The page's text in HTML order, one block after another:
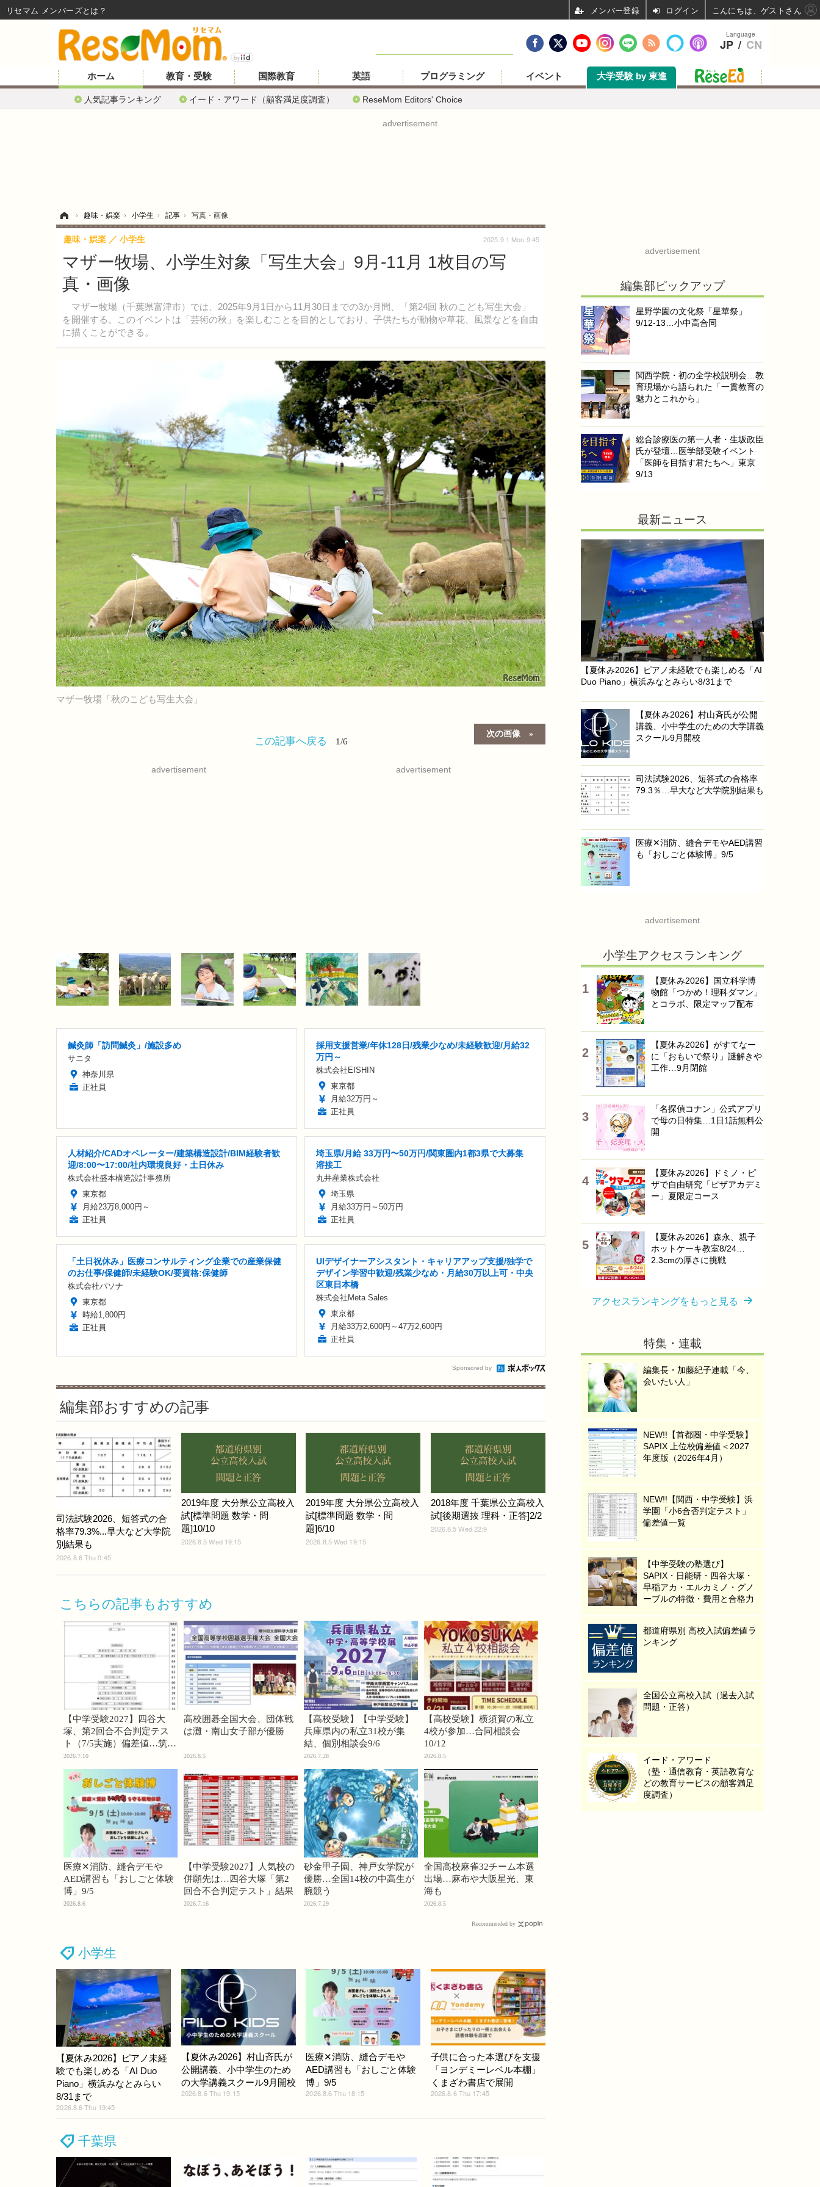
ホーム
人気記事ランキング イード・アワード（顧客満足度調査） ReseMom Editors' Choice
教育・受験 国際教育 英語 プログラミング イベント 大学受験 by 東進
advertisement
› 趣味・娯楽 › 小学生 › 記事 › 写真・画像
マザー牧場、小学生対象「写生大会」9月-11月 1枚目の写
真・画像
マザー牧場（千葉県富津市）では、2025年9月1日から11月30日までの3か月間、「第24回 秋のこども写生大会」
を開催する。このイベントは「芸術の秋」を楽しむことを目的としており、子供たちが動物や草花、風景などを自由
に描くことができる。
趣味・娯楽 小学生 2025.9.1 Mon 9:45
マザー牧場「秋のこども写生大会」
次の画像
この記事へ戻る 1/6
advertisement advertisement
鍼灸師「訪問鍼灸」/施設多め
サニタ
神奈川県
正社員
採用支援営業/年休128日/残業少なめ/未経験歓迎/月給32
万円～
株式会社EISHIN
東京都
月給32万円～
正社員
人材紹介/CADオペレーター/建築構造設計/BIM経験者歓
迎/8:00〜17:00/社内環境良好・土日休み
株式会社盛本構造設計事務所
東京都
月給23万8,000円～
正社員
埼玉県/月給 33万円〜50万円/関東圏内1都3県で大募集
溶接工
丸井産業株式会社
埼玉県
月給33万円～50万円
正社員
「土日祝休み」医療コンサルティング企業での産業保健
のお仕事/保健師/未経験OK/要資格:保健師
株式会社パソナ
東京都
時給1,800円
正社員
UIデザイナーアシスタント・キャリアアップ支援/独学で
デザイン学習中歓迎/残業少なめ・月給30万以上可・中央
区東日本橋
株式会社Meta Sales
東京都
月給33万2,600円～47万2,600円
正社員
Sponsored by
編集部おすすめの記事
司法試験2026、短答式の合
格率79.3%...早大など大学院
別結果も
2026.8.6 Thu 0:45
2019年度 大分県公立高校入
試[標準問題 数学・問
題]10/10
2026.8.5 Wed 19:15
2019年度 大分県公立高校入
試[標準問題 数学・問
題]6/10
2026.8.5 Wed 19:15
2018年度 千葉県公立高校入
試[後期選抜 理科・正答]2/2
2026.8.5 Wed 22:9
こちらの記事もおすすめ
【中学受験2027】四谷大
塚、第2回合不合判定テス
ト（7/5実施）偏差値…筑駒
74・桜蔭70＜PR＞
2026.7.10
高校囲碁全国大会、団体戦
は灘・南山女子部が優勝
2026.8.5
【高校受験】【中学受験】
兵庫県内の私立31校が集
結、個別相談会9/6
2026.7.28
【高校受験】横須賀の私立
4校が参加…合同相談会
10/12
2026.8.5
医療✕消防、縫合デモや
AED講習も「おしごと体験
博」9/5
2026.8.6
【中学受験2027】人気校の
併願先は…四谷大塚「第2
回合不合判定テスト」結果
2026.7.16
砂金甲子園、神戸女学院が
優勝…全国14校の中高生が
腕競う
2026.7.29
全国高校麻雀32チーム本選
出場…麻布や大阪星光、東
海も
2026.8.5
Recommended by
小学生
【夏休み2026】ピアノ未経
験でも楽しめる「AI Duo
Piano」横浜みなとみらい
8/31まで
2026.8.6 Thu 19:45
【夏休み2026】村山斉氏が
公開講義、小中学生のため
の大学講義スクール9月開校
2026.8.6 Thu 19:15
医療✕消防、縫合デモや
AED講習も「おしごと体験
博」9/5
2026.8.6 Thu 18:15
子供に合った本選びを支援
「ヨンデミーレベル本棚」
くまざわ書店で展開
2026.8.6 Thu 17:45
千葉県
advertisement
編集部ピックアップ
星野学園の文化祭「星華祭」
9/12-13…小中高合同
関西学院・初の全学校説明会…教
育現場から語られた「一貫教育の
魅力とこれから」
総合診療医の第一人者・生坂政臣
氏が登壇…医学部受験イベント
「医師を目指す君たちへ」東京
9/13
最新ニュース
【夏休み2026】ピアノ未経験でも楽しめる「AI
Duo Piano」横浜みなとみらい8/31まで
【夏休み2026】村山斉氏が公開
講義、小中学生のための大学講義
スクール9月開校
司法試験2026、短答式の合格率
79.3％…早大など大学院別結果も
医療✕消防、縫合デモやAED講習
も「おしごと体験博」9/5
advertisement
小学生アクセスランキング
【夏休み2026】国立科学博
物館「つかめ！理科ダマン」
とコラボ、限定マップ配布
【夏休み2026】がすてなー
に「おもいで祭り」謎解きや
工作…9月閉館
「名探偵コナン」公式アプリ
で母の日特集…1日1話無料公
開
【夏休み2026】ドミノ・ピ
ザで自由研究「ピザアカデミ
ー」夏限定コース
【夏休み2026】森永、親子
ホットケーキ教室8/24…
2.3cmの厚さに挑戦
アクセスランキングをもっと見る
特集・連載
編集長・加藤紀子連載「今、
会いたい人」
NEW!!【首都圏・中学受験】
SAPIX 上位校偏差値＜2027
年度版（2026年4月）
NEW!!【関西・中学受験】浜
学園「小6合否判定テスト」
偏差値一覧
【中学受験の塾選び】
SAPIX・日能研・四谷大塚・
早稲アカ・エルカミノ・グノ
ーブルの特徴・費用と合格力
都道府県別 高校入試偏差値ラ
ンキング
全国公立高校入試（過去入試
問題・正答）
イード・アワード
（塾・通信教育・英語教育な
どの教育サービスの顧客満足
度調査）
Language
JP / CN
リセマム メンバーズ ログイン こんにちは、ゲストさん